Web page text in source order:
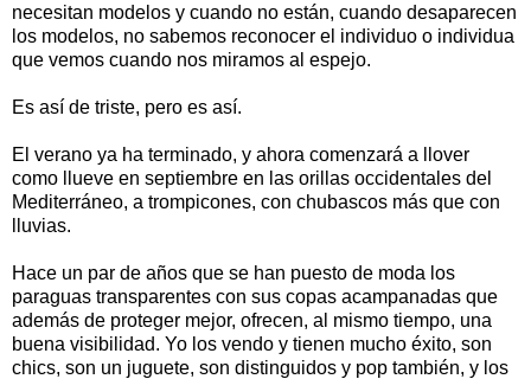
necesitan modelos y cuando no están, cuando desaparecen
los modelos, no sabemos reconocer el individuo o individua
que vemos cuando nos miramos al espejo.
Es así de triste, pero es así.
El verano ya ha terminado, y ahora comenzará a llover
como llueve en septiembre en las orillas occidentales del
Mediterráneo, a trompicones, con chubascos más que con
lluvias.
Hace un par de años que se han puesto de moda los
paraguas transparentes con sus copas acampanadas que
además de proteger mejor, ofrecen, al mismo tiempo, una
buena visibilidad. Yo los vendo y tienen mucho éxito, son
chics, son un juguete, son distinguidos y pop también, y los